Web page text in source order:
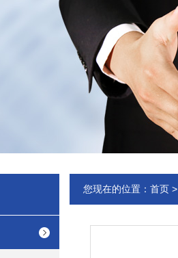
您现在的位置： 首页 >